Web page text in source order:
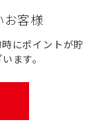
お客様
にポイントが貯
ます。